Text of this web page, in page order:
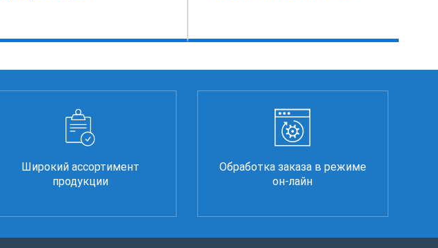
Широкий ассортимент
продукции
Обработка заказа в режиме
он-лайн